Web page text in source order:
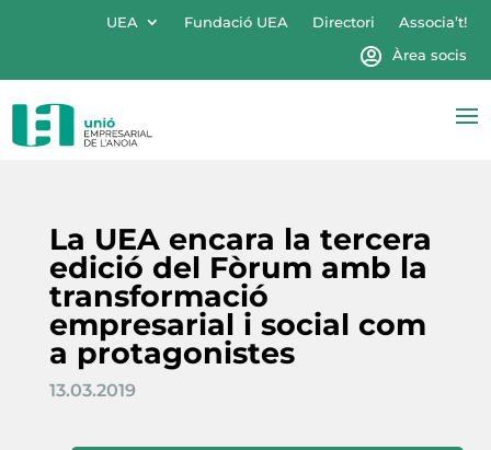
UEA Fundació UEA Directori
Associa’t!
Àrea socis
La UEA encara la tercera
edició del Fòrum amb la
transformació
empresarial i social com
a protagonistes
13.03.2019